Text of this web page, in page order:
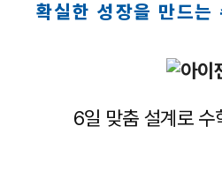
확실한 성장을 만드는
6일 맞춤 설계로 수